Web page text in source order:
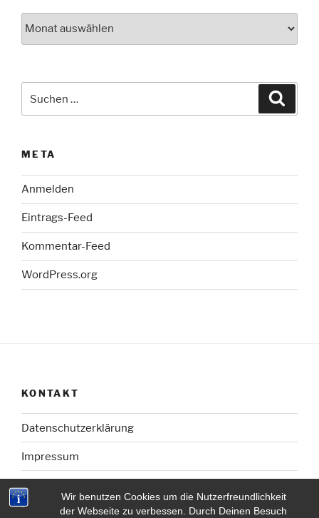
Wir benutzen Cookies um die Nutzerfreundlichkeit
der Webseite zu verbessen. Durch Deinen Besuch
nach:
META
Anmelden
Eintrags-Feed
Kommentar-Feed
WordPress.org
KONTAKT
Datenschutzerklärung
Impressum